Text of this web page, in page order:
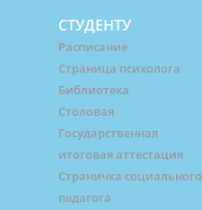
СТУДЕНТУ
Расписание
Страница психолога
Библиотека
Столовая
Государственная
итоговая аттестация
Страничка социального
педагога